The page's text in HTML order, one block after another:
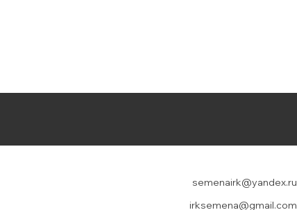
semenairk@yandex.ru
irksemena@gmail.com